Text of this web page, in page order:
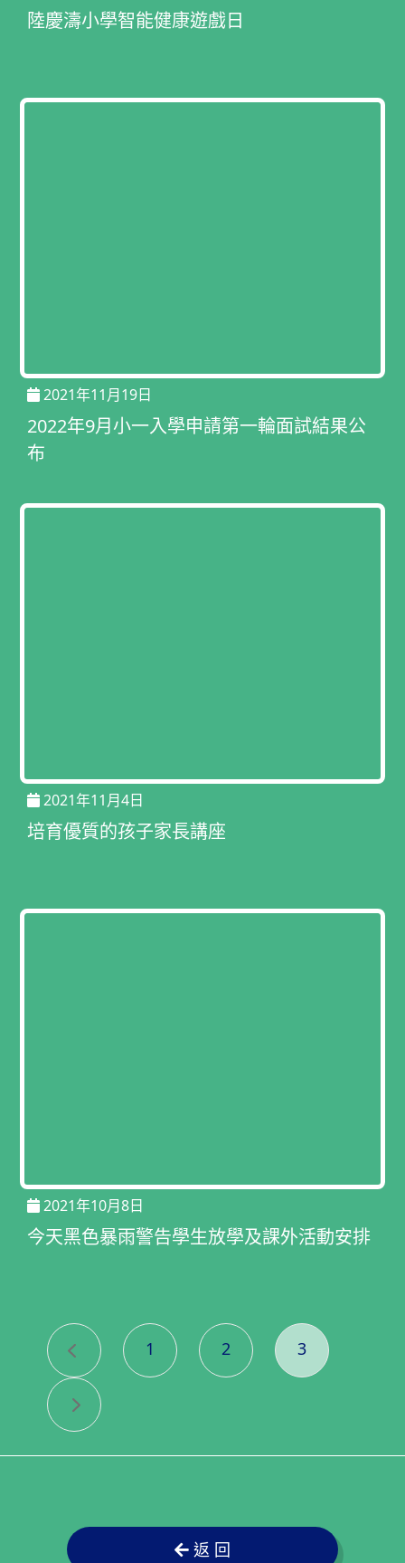
陸慶濤小學智能健康遊戲日
2021年11月19日
2022年9月小一入學申請第一輪面試結果公
布
2021年11月4日
培育優質的孩子家長講座
2021年10月8日
今天黑色暴雨警告學生放學及課外活動安排
1 2 3
返 回